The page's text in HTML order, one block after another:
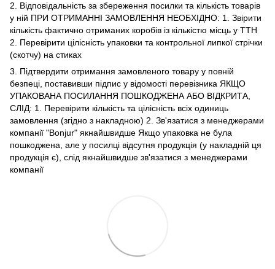
2. Відповідальність за збереження посилки та кількість товарів
у ній ПРИ ОТРИМАННІ ЗАМОВЛЕННЯ НЕОБХІДНО: 1. Звірити
кількість фактично отриманих коробів із кількістю місць у ТТН
2. Перевірити цілісність упаковки та контрольної липкої стрічки
(скотчу) на стиках
3. Підтвердити отримання замовленого товару у повній
безпеці, поставивши підпис у відомості перевізника ЯКЩО
УПАКОВАНА ПОСИЛАННЯ ПОШКОДЖЕНА АБО ВІДКРИТА,
СЛІД: 1. Перевірити кількість та цілісність всіх одиниць
замовлення (згідно з накладною) 2. Зв'язатися з менеджерами
компанії "Bonjur" якнайшвидше Якщо упаковка не була
пошкоджена, але у посилці відсутня продукція (у накладній ця
продукція є), слід якнайшвидше зв'язатися з менеджерами
компанії